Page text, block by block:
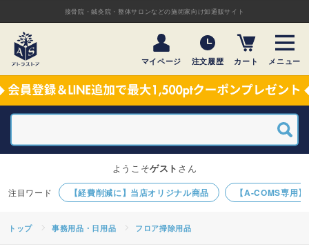
接骨院・鍼灸院・整体サロンなどの施術家向け卸通販サイト
マイページ 注文履歴 カート メニュー
【経費削減に】当店オリジナル商品 【A-COMS専用
ようこそゲスト さん
トップ 事務用品・日用品 フロア掃除用品